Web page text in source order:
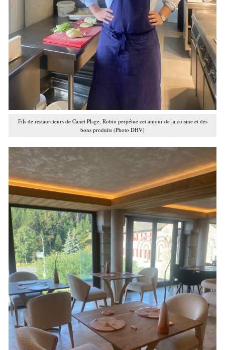
Fils de restaurateurs de Canet Plage, Robin perpétue cet amour de la cuisine et des
bons produits (Photo DHV)